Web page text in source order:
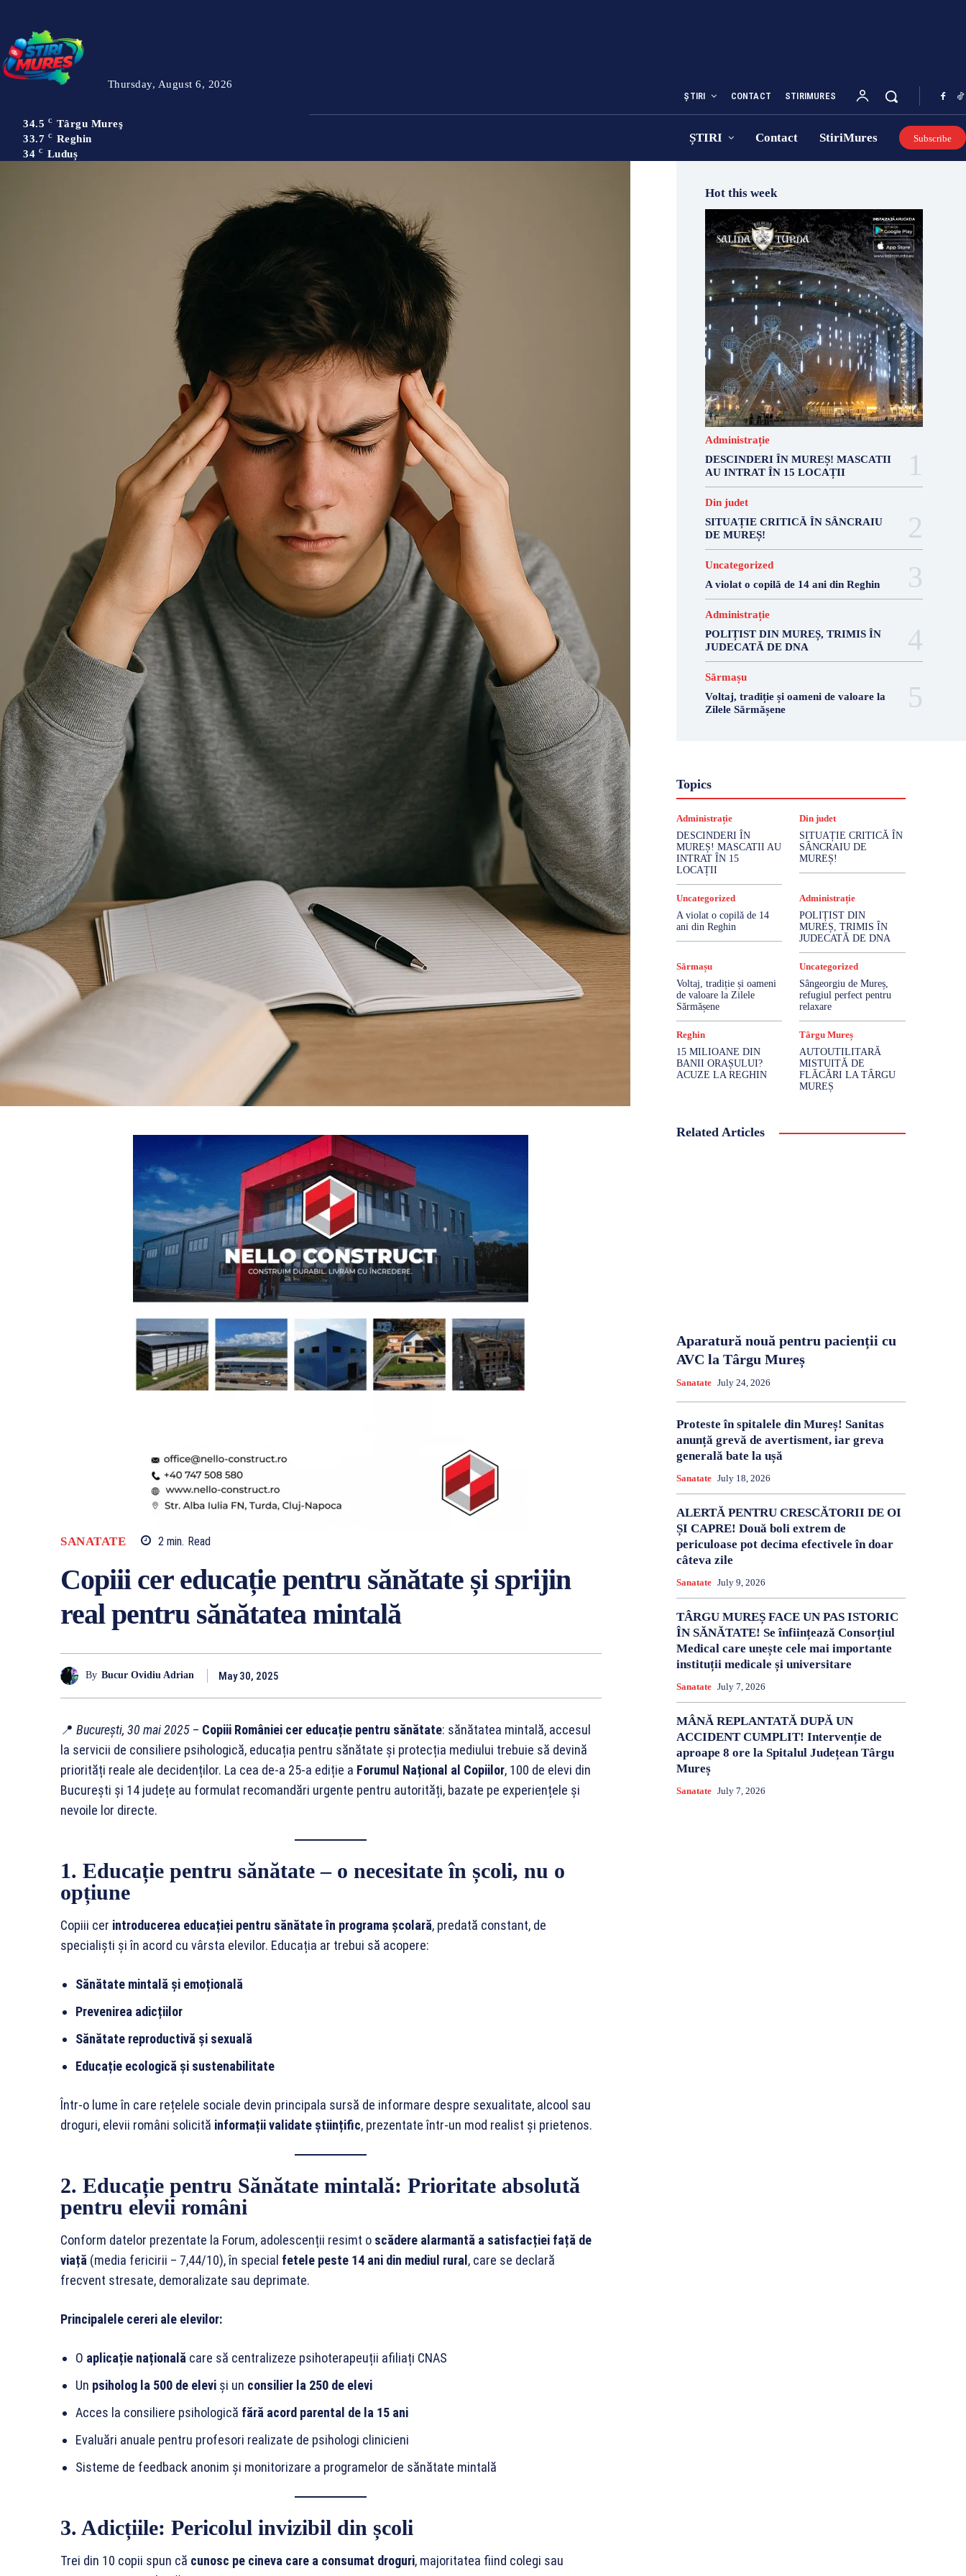
Thursday, August 6, 2026
34.5 C
Târgu Mureş
33.7 C
Reghin
34 C Luduș
ȘTIRI CONTACT STIRIMURES
ȘTIRI Contact StiriMures Subscribe
SANATATE 2 min. Read
Copiii cer educație pentru sănătate și sprijin
real pentru sănătatea mintală
By Bucur Ovidiu Adrian May 30, 2025
📍 București, 30 mai 2025 – Copiii României cer educație pentru sănătate: sănătatea mintală, accesul
la servicii de consiliere psihologică, educația pentru sănătate și protecția mediului trebuie să devină
priorități reale ale decidenților. La cea de-a 25-a ediție a Forumul Național al Copiilor, 100 de elevi din
București și 14 județe au formulat recomandări urgente pentru autorități, bazate pe experiențele și
nevoile lor directe.
1. Educație pentru sănătate – o necesitate în școli, nu o
opțiune
Copiii cer introducerea educației pentru sănătate în programa școlară, predată constant, de
specialiști și în acord cu vârsta elevilor. Educația ar trebui să acopere:
Sănătate mintală și emoțională
Prevenirea adicțiilor
Sănătate reproductivă și sexuală
Educație ecologică și sustenabilitate
Într-o lume în care rețelele sociale devin principala sursă de informare despre sexualitate, alcool sau
droguri, elevii români solicită informații validate științific, prezentate într-un mod realist și prietenos.
2. Educație pentru Sănătate mintală: Prioritate absolută
pentru elevii români
Conform datelor prezentate la Forum, adolescenții resimt o scădere alarmantă a satisfacției față de
viață (media fericirii – 7,44/10), în special fetele peste 14 ani din mediul rural , care se declară
frecvent stresate, demoralizate sau deprimate.
Principalele cereri ale elevilor:
O aplicație națională care să centralizeze psihoterapeuții afiliați CNAS
Un psiholog la 500 de elevi și un consilier la 250 de elevi
Acces la consiliere psihologică fără acord parental de la 15 ani
Evaluări anuale pentru profesori realizate de psihologi clinicieni
Sisteme de feedback anonim și monitorizare a programelor de sănătate mintală
3. Adicțiile: Pericolul invizibil din școli
Trei din 10 copii spun că cunosc pe cineva care a consumat droguri, majoritatea fiind colegi sau
Hot this week
Administrație
DESCINDERI ÎN MUREȘ! MASCATII
AU INTRAT ÎN 15 LOCAȚII
Din judet
SITUAȚIE CRITICĂ ÎN SÂNCRAIU
DE MUREȘ!
Uncategorized
A violat o copilă de 14 ani din Reghin
Administrație
POLIȚIST DIN MUREȘ, TRIMIS ÎN
JUDECATĂ DE DNA
Sărmașu
Voltaj, tradiție și oameni de valoare la
Zilele Sărmășene
Topics
Administrație
DESCINDERI ÎN
MUREȘ! MASCATII AU
INTRAT ÎN 15
LOCAȚII
Din judet
SITUAȚIE CRITICĂ ÎN
SÂNCRAIU DE
MUREȘ!
Uncategorized
A violat o copilă de 14
ani din Reghin
Administrație
POLIȚIST DIN
MUREȘ, TRIMIS ÎN
JUDECATĂ DE DNA
Sărmașu
Voltaj, tradiție și oameni
de valoare la Zilele
Sărmășene
Uncategorized
Sângeorgiu de Mureș,
refugiul perfect pentru
relaxare
Reghin
15 MILIOANE DIN
BANII ORAȘULUI?
ACUZE LA REGHIN
Târgu Mureș
AUTOUTILITARĂ
MISTUITĂ DE
FLĂCĂRI LA TÂRGU
MUREȘ
Related Articles
Aparatură nouă pentru pacienții cu
AVC la Târgu Mureș
Sanatate July 24, 2026
Proteste în spitalele din Mureș! Sanitas
anunță grevă de avertisment, iar greva
generală bate la ușă
Sanatate July 18, 2026
ALERTĂ PENTRU CRESCĂTORII DE OI
ȘI CAPRE! Două boli extrem de
periculoase pot decima efectivele în doar
câteva zile
Sanatate July 9, 2026
TÂRGU MUREȘ FACE UN PAS ISTORIC
ÎN SĂNĂTATE! Se înființează Consorțiul
Medical care unește cele mai importante
instituții medicale și universitare
Sanatate July 7, 2026
MÂNĂ REPLANTATĂ DUPĂ UN
ACCIDENT CUMPLIT! Intervenție de
aproape 8 ore la Spitalul Județean Târgu
Mureș
Sanatate July 7, 2026